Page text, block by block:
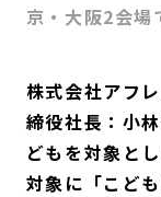
京・大阪2会場
株式会社アフ
締役社長：小
どもを対象と
対象に「こど